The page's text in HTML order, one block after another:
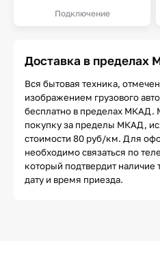
Подключение
Доставка в
Вся бытовая техника,
изображением грузового
бесплатно в пределах МКАД.
покупку за пределы МКАД,
стоимости 80 руб/км. Для
необходимо связаться по
который подтвердит наличие
дату и время приезда.